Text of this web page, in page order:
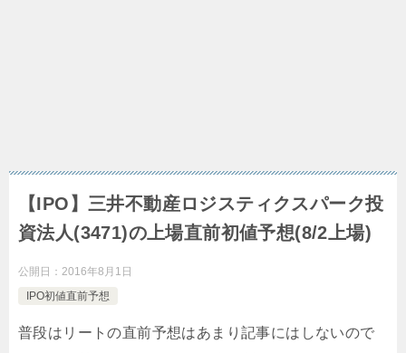
【IPO】三井不動産ロジスティクスパーク投
資法人(3471)の上場直前初値予想(8/2上場)
公開日： 2016年8月1日
IPO初値直前予想
普段はリートの直前予想はあまり記事にはしないので